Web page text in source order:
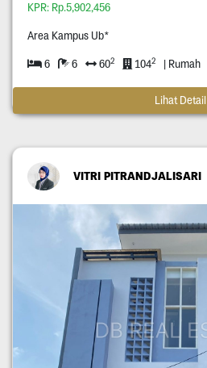
KPR: Rp.5,902,456
Area Kampus Ub*
6 6 602 1042 | Rumah
Lihat Detail
VITRI PITRANDJALISARI